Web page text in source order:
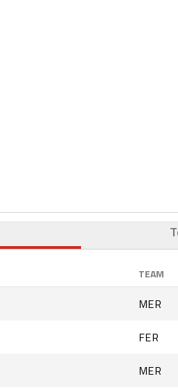
TEAM
MER
FER
MER